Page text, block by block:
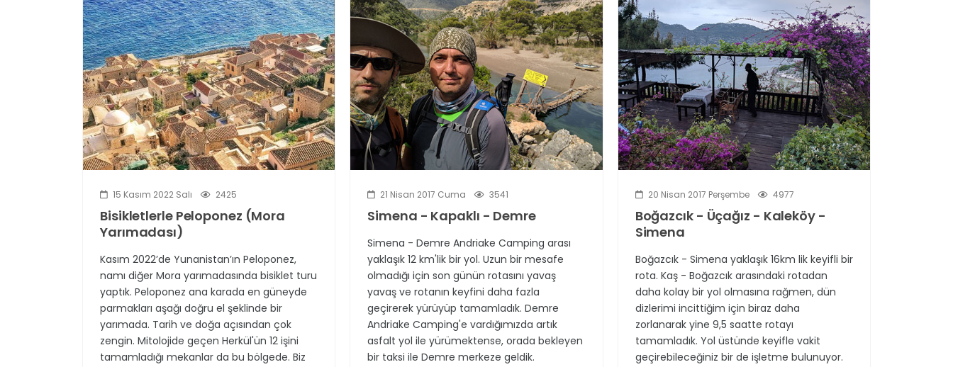
15 Kasım 2022 Salı 2425
Bisikletlerle Peloponez (Mora
Yarımadası)
Kasım 2022’de Yunanistan’ın Peloponez,
namı diğer Mora yarımadasında bisiklet turu
yaptık. Peloponez ana karada en güneyde
parmakları aşağı doğru el şeklinde bir
yarımada. Tarih ve doğa açısından çok
zengin. Mitolojide geçen Herkül'ün 12 işini
tamamladığı mekanlar da bu bölgede. Biz
21 Nisan 2017 Cuma 3541
Simena - Kapaklı - Demre
Simena - Demre Andriake Camping arası
yaklaşık 12 km'lik bir yol. Uzun bir mesafe
olmadığı için son günün rotasını yavaş
yavaş ve rotanın keyfini daha fazla
geçirerek yürüyüp tamamladık. Demre
Andriake Camping'e vardığımızda artık
asfalt yol ile yürümektense, orada bekleyen
bir taksi ile Demre merkeze geldik.
20 Nisan 2017 Perşembe 4977
Boğazcık - Üçağız - Kaleköy -
Simena
Boğazcık - Simena yaklaşık 16km lik keyifli bir
rota. Kaş - Boğazcık arasındaki rotadan
daha kolay bir yol olmasına rağmen, dün
dizlerimi incittiğim için biraz daha
zorlanarak yine 9,5 saatte rotayı
tamamladık. Yol üstünde keyifle vakit
geçirebileceğiniz bir de işletme bulunuyor.